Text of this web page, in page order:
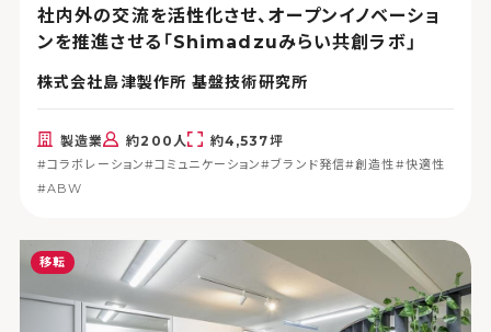
社内外の交流を活性化させ、オープンイノベーショ
ンを推進させる「Shimadzuみらい共創ラボ」
株式会社島津製作所 基盤技術研究所
製造業 約200人 約4,537坪
#コラボレーション#コミュニケーション#ブランド発信#創造性#快適性
#ABW
移転